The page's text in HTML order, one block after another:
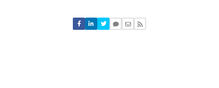
Nie znaleziono komentarzy
Zostaw swoje komentarze